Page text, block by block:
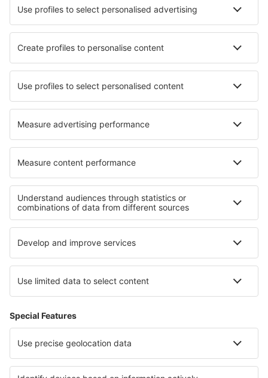
Unterkunft in Moirans Unterkunft in Ořech
Unterkunft in Aït Bou Setta Unterkunft in Mpumalanga
Unterkunft Ringe Unterkunft Sfinarion
Unterkunft Liman Unterkunft in Staden
Die besten Unterkünfte - Regionen
Unterkunft in Spis Unterkunft in Slovak Tatras
Unterkunft in Lower Zemplin Unterkunft in Arwa
Unterkunft in Scharosch Unterkunft in Kreis Suceava
Unterkunft auf Lombok Unterkunft in Lednice - Valtice Area
Unterkunft in Illinois Unterkunft auf Zakynthos